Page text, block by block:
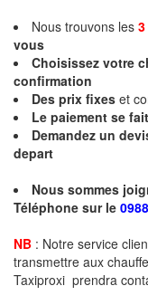
Nous trouvons les 3
vous
Choisissez votre
confirmation
Des prix fixes et
Le paiement se
Demandez un
depart
Nous sommes
Téléphone sur le
NB : Notre service
transmettre aux
Taxiproxi prendra